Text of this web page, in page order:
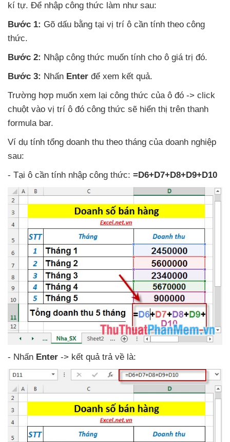
kí tự. Để nhập công thức làm như sau:
Bước 1: Gõ dấu bằng tại vị trí ô cần tính theo công
thức.
Bước 2: Nhập công thức muốn tính cho ô giá trị đó.
Bước 3: Nhấn Enter để xem kết quả.
Trường hợp muốn xem lại công thức của ô đó -> click
chuột vào vị trí ô đó công thức sẽ hiển thị trên thanh
formula bar.
Ví dụ tính tổng doanh thu theo tháng của doanh nghiệp
sau:
- Tại ô cần tính nhập công thức: =D6+D7+D8+D9+D10
- Nhấn Enter -> kết quả trả về là: